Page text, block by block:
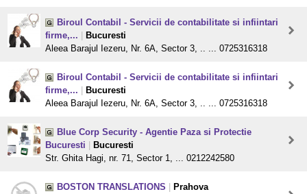
Biroul Contabil - Servicii de contabilitate si infiintari
firme,...
Bucuresti
Aleea Barajul Iezeru, Nr. 6A, Sector 3, .. ... 0725316318
Biroul Contabil - Servicii de contabilitate si infiintari
firme,...
Bucuresti
Aleea Barajul Iezeru, Nr. 6A, Sector 3, .. ... 0725316318
Blue Corp Security - Agentie Paza si Protectie
Bucuresti
Bucuresti
Str. Ghita Hagi, nr. 71, Sector 1, ... 0212242580
BOSTON TRANSLATIONS
Prahova